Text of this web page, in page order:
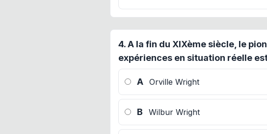
4.A la fin du XIXème siècle, le
expériences en situation réelle
A Orville Wright
B Wilbur Wright